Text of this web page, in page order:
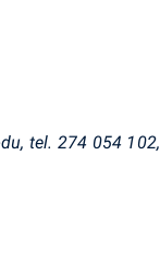
tel. 274 054 102,